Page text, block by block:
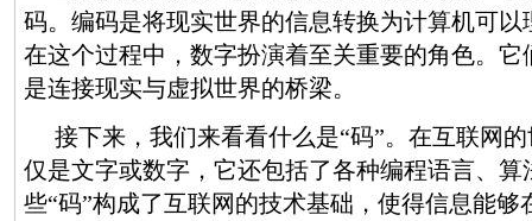
码。编码是将现实世界的信息转换为计算机可以
在这个过程中，数字扮演着至关重要的角色。它
是连接现实与虚拟世界的桥梁。
接下来，我们来看看什么是“码”。在互联网
仅是文字或数字，它还包括了各种编程语言、算
些“码”构成了互联网的技术基础，使得信息能够